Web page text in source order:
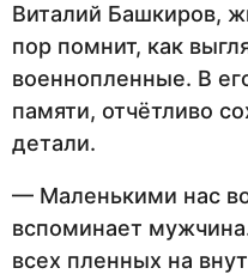
Виталий Башкиров,
пор помнит, как
военнопленные. В
памяти, отчётливо
детали.
— Маленькими нас
вспоминает
всех пленных на